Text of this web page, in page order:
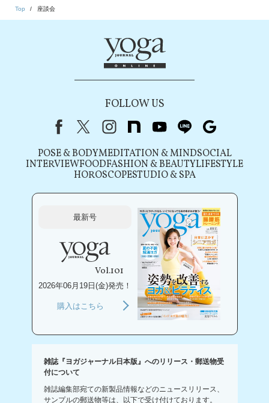
Top 座談会
FOLLOW US
FacebookX（旧Twitter）
instagram
note youtubeline
POSE & BODYMEDITATION & MINDSOCIAL
INTERVIEWFOODFASHION & BEAUTYLIFESTYLE
HOROSCOPESTUDIO & SPA
最新号
Vol.101
2026年06月19日(金)発売！
購入はこちら
雑誌『ヨガジャーナル日本版』へのリリース・郵送物受
付について
雑誌編集部宛ての新製品情報などのニュースリリース、
サンプルの郵送物等は、以下で受け付けております。